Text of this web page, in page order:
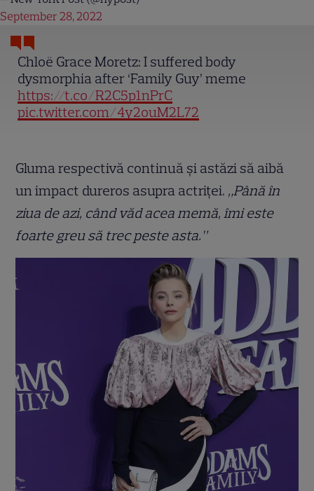
Chloë Grace Moretz: I suffered body
dysmorphia after ‘Family Guy’ meme
https://t.co/R2C5p1nPrC
pic.twitter.com/4y2ouM2L72
September 28, 2022
Gluma respectivă continuă și astăzi să aibă
un impact dureros asupra actriței. „Până în
ziua de azi, când văd acea memă, îmi este
foarte greu să trec peste asta.”